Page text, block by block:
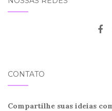
CONTATO
Compartilhe suas ideias